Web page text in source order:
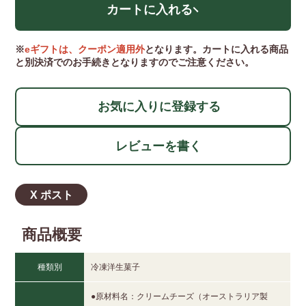
カートに入れる
※eギフトは、クーポン適用外となります。カートに入れる商品
と別決済でのお手続きとなりますのでご注意ください。
お気に入りに登録する
レビューを書く
X ポスト
商品概要
種類別 冷凍洋生菓子
●原材料名：クリームチーズ（オーストラリア製